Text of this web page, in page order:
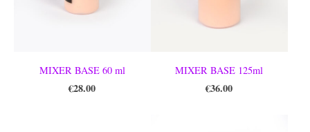
MIXER BASE 60 ml
€28.00
MIXER BASE 125ml
€36.00